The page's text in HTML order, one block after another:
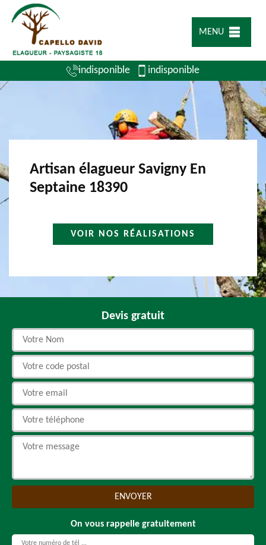
MENU
indisponible indisponible
Artisan élagueur Savigny En
Septaine 18390
VOIR NOS RÉALISATIONS
Devis gratuit
On vous rappelle gratuitement